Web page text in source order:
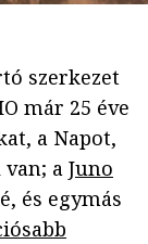
szerkezet
már 25 éve
a Napot,
a Juno
és egymás